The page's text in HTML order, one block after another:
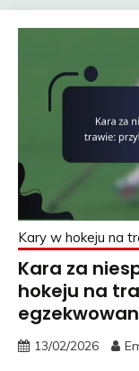
Kary w hokeju na
Kara za
hokeju na
13/02/2026